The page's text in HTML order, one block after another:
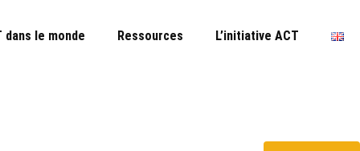
dans le monde Ressources L’initiative ACT